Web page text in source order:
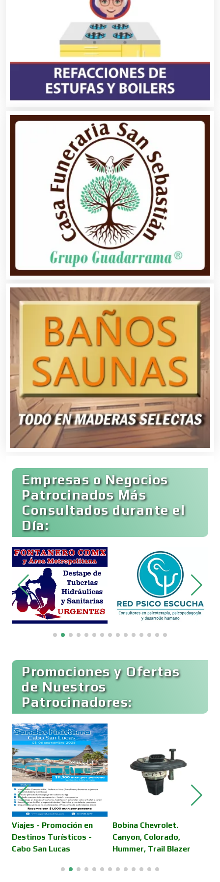
Avaluos
Balnearios
Bancos
Banquetes
Bares y Cantinas
Basculas
Bebidas
Belleza
Bordados y Estampados
Boutiques
Buceo
Cafeterías
Cajas de Ahorro
Cámaras de Comercio
Camiones para Fletes
Cancelería de Aluminio
Capacitación
Carnicerías
Carpinterías
Centros Comerciales
Centros de Espectáculos
Centros de Nutrición
Empresas o Negocios
Patrocinados Más
Consultados durante el
Día:
Promociones y Ofertas
de Nuestros
Patrocinadores:
Viajes - Promoción en
Destinos Turísticos -
Cabo San Lucas
Bobina Chevrolet.
Canyon, Colorado,
Hummer, Trail Blazer